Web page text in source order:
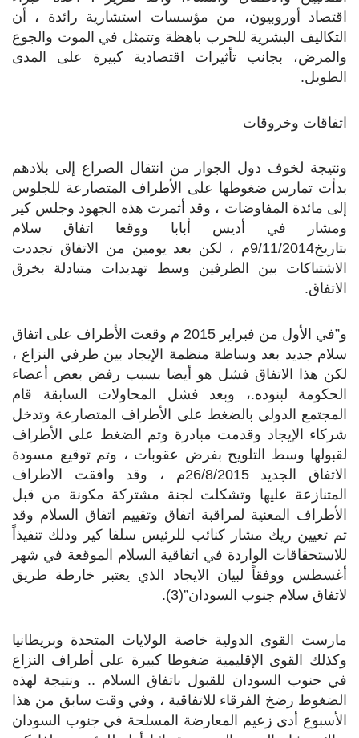
اقتصاد أوروبيون، من مؤسسات استشارية رائدة ، أن
التكاليف البشرية للحرب باهظة وتتمثل في الموت والجوع
والمرض، بجانب تأثيرات اقتصادية كبيرة على المدى
الطويل.
اتفاقات وخروقات
ونتيجة لخوف دول الجوار من انتقال الصراع إلى بلادهم
بدأت تمارس ضغوطها على الأطراف المتصارعة للجلوس
إلى مائدة المفاوضات ، وقد أثمرت هذه الجهود وجلس كير
ومشار في أديس أبابا ووقعا اتفاق سلام
بتاريخ9/11/2014م ، لكن بعد يومين من الاتفاق تجددت
الاشتباكات بين الطرفين وسط تهديدات متبادلة بخرق
الاتفاق.
و”في الأول من فبراير 2015 م وقعت الأطراف على اتفاق
سلام جديد بعد وساطة منظمة الإيجاد بين طرفي النزاع ،
لكن هذا الاتفاق فشل هو أيضا بسبب رفض بعض أعضاء
الحكومة لبنوده.، وبعد فشل المحاولات السابقة قام
المجتمع الدولي بالضغط على الأطراف المتصارعة وتدخل
شركاء الإيجاد وقدمت مبادرة وتم الضغط على الأطراف
لقبولها وسط التلويح بفرض عقوبات ، وتم توقيع مسودة
الاتفاق الجديد 26/8/2015م ، وقد وافقت الاطراف
المتنازعة عليها وتشكلت لجنة مشتركة مكونة من قبل
الأطراف المعنية لمراقبة اتفاق وتقييم اتفاق السلام وقد
تم تعيين ريك مشار كنائب للرئيس سلفا كير وذلك تنفيذاً
للاستحقاقات الواردة في اتفاقية السلام الموقعة في شهر
أغسطس ووفقاً لبيان الايجاد الذي يعتبر خارطة طريق
لاتفاق سلام جنوب السودان”(3).
مارست القوى الدولية خاصة الولايات المتحدة وبريطانيا
وكذلك القوى الإقليمية ضغوطا كبيرة على أطراف النزاع
في جنوب السودان للقبول باتفاق السلام .. ونتيجة لهذه
الضغوط رضخ الفرقاء للاتفاقية ، وفي وقت سابق من هذا
الأسبوع أدى زعيم المعارضة المسلحة في جنوب السودان